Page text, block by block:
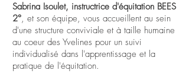
Sabrina Isoulet, instructrice d'équitation BEES
2°, et son équipe, vous accueillent au sein
d'une structure conviviale et à taille humaine
au coeur des Yvelines pour un suivi
individualisé dans l'apprentissage et la
pratique de l'équitation.